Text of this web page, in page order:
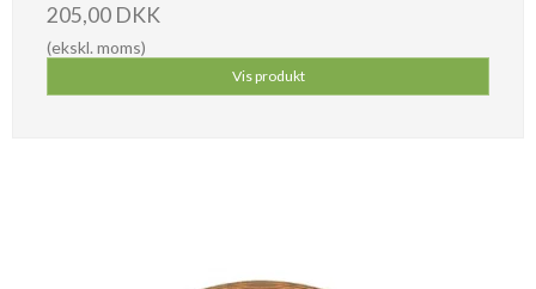
205,00 DKK
(ekskl. moms)
Vis produkt